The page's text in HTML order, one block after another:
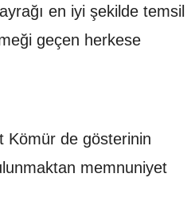
en iyi şekilde temsil
geçen herkese
Kömür de gösterinin
memnuniyet